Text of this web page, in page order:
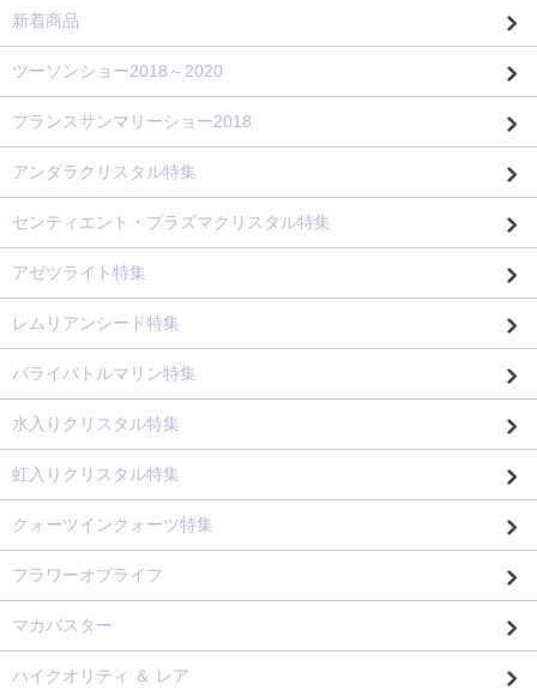
新着商品
ツーソンショー2018～2020
フランスサンマリーショー2018
アンダラクリスタル特集
センティエント・プラズマクリスタル特集
アゼツライト特集
レムリアンシード特集
パライバトルマリン特集
水入りクリスタル特集
虹入りクリスタル特集
クォーツインクォーツ特集
フラワーオブライフ
マカバスター
ハイクオリティ ＆ レア